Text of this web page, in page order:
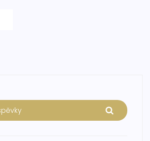
uměleckému stylu a potřebám.